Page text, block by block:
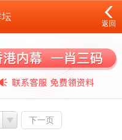
坛
返回
下一页